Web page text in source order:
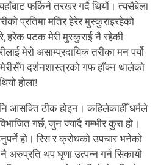
फर्किने तरखर गर्दै थियौं। त्यसैबेला
प्रतिमा मतिर हेरेर मुस्कुराइरहेको
हरेक पटक मेरी मुस्कुराई नै रहेकी
मेरो असाम्प्रदायिक तरीका मन पर्यो
दर्शनशास्त्रको गफ हाँक्न थालेको
होला!
आसक्ति ठीक होइन। कहिलेकाहीँ धर्मले
गर्छ, जुन ज्यादै गम्भीर कुरा हो।
हो। रिस र क्रोधको उपचार भनेको
अरुप्रति थप घृणा उत्पन्न गर्न सिकायो